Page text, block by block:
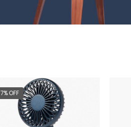
7% OFF